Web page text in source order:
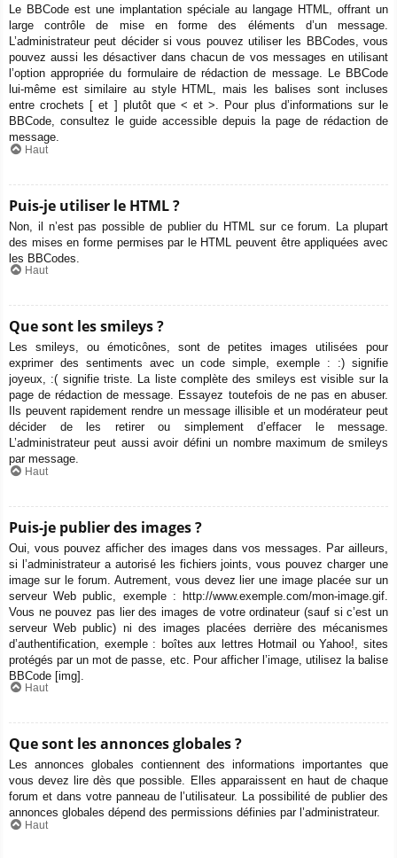
Le BBCode est une implantation spéciale au langage HTML, offrant un
large contrôle de mise en forme des éléments d’un message.
L’administrateur peut décider si vous pouvez utiliser les BBCodes, vous
pouvez aussi les désactiver dans chacun de vos messages en utilisant
l’option appropriée du formulaire de rédaction de message. Le BBCode
lui-même est similaire au style HTML, mais les balises sont incluses
entre crochets [ et ] plutôt que < et >. Pour plus d’informations sur le
BBCode, consultez le guide accessible depuis la page de rédaction de
message.
Haut
Puis-je utiliser le HTML ?
Non, il n’est pas possible de publier du HTML sur ce forum. La plupart
des mises en forme permises par le HTML peuvent être appliquées avec
les BBCodes.
Haut
Que sont les smileys ?
Les smileys, ou émoticônes, sont de petites images utilisées pour
exprimer des sentiments avec un code simple, exemple : :) signifie
joyeux, :( signifie triste. La liste complète des smileys est visible sur la
page de rédaction de message. Essayez toutefois de ne pas en abuser.
Ils peuvent rapidement rendre un message illisible et un modérateur peut
décider de les retirer ou simplement d’effacer le message.
L’administrateur peut aussi avoir défini un nombre maximum de smileys
par message.
Haut
Puis-je publier des images ?
Oui, vous pouvez afficher des images dans vos messages. Par ailleurs,
si l’administrateur a autorisé les fichiers joints, vous pouvez charger une
image sur le forum. Autrement, vous devez lier une image placée sur un
serveur Web public, exemple : http://www.exemple.com/mon-image.gif.
Vous ne pouvez pas lier des images de votre ordinateur (sauf si c’est un
serveur Web public) ni des images placées derrière des mécanismes
d’authentification, exemple : boîtes aux lettres Hotmail ou Yahoo!, sites
protégés par un mot de passe, etc. Pour afficher l’image, utilisez la balise
BBCode [img].
Haut
Que sont les annonces globales ?
Les annonces globales contiennent des informations importantes que
vous devez lire dès que possible. Elles apparaissent en haut de chaque
forum et dans votre panneau de l’utilisateur. La possibilité de publier des
annonces globales dépend des permissions définies par l’administrateur.
Haut